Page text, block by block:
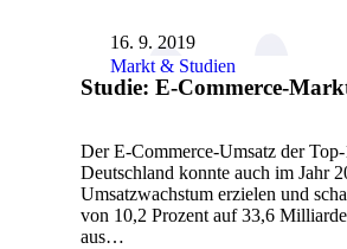
16. 9. 2019
Markt & Studien
Studie: E-Commerce-
Der E-Commerce-Umsatz der
Deutschland konnte auch im Jahr
Umsatzwachstum erzielen und
von 10,2 Prozent auf 33,6
aus…